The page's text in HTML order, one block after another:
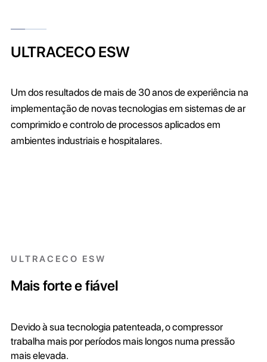
ULTRACECO ESW
Um dos resultados de mais de 30 anos de experiência na
implementação de novas tecnologias em sistemas de ar
comprimido e controlo de processos aplicados em
ambientes industriais e hospitalares.
ULTRACECO ESW
Mais forte e fiável
Devido à sua tecnologia patenteada, o compressor
trabalha mais por períodos mais longos numa pressão
mais elevada.